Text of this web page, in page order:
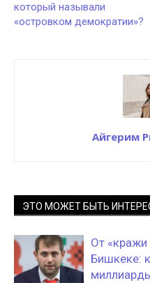
который называли
«островком демократии»?
Айгерим
ЭТО МОЖЕТ БЫТЬ
От «кражи
Бишкеке: